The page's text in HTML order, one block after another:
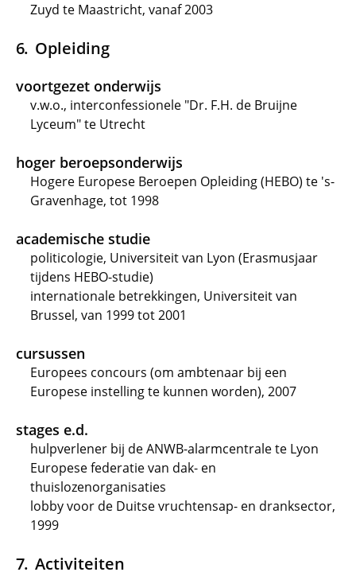
Zuyd te Maastricht, vanaf 2003
Opleiding
voortgezet onderwijs
v.w.o., interconfessionele "Dr. F.H. de Bruijne
Lyceum" te Utrecht
hoger beroepsonderwijs
Hogere Europese Beroepen Opleiding (HEBO) te 's-
Gravenhage, tot 1998
academische studie
politicologie, Universiteit van Lyon (Erasmusjaar
tijdens HEBO-studie)
internationale betrekkingen, Universiteit van
Brussel, van 1999 tot 2001
cursussen
Europees concours (om ambtenaar bij een
Europese instelling te kunnen worden), 2007
stages e.d.
hulpverlener bij de ANWB-alarmcentrale te Lyon
Europese federatie van dak- en
thuislozenorganisaties
lobby voor de Duitse vruchtensap- en dranksector,
1999
Activiteiten